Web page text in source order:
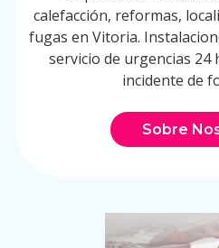
calefacción, reformas,
fugas en Vitoria.
servicio de urgencias
incidente de
Sobre